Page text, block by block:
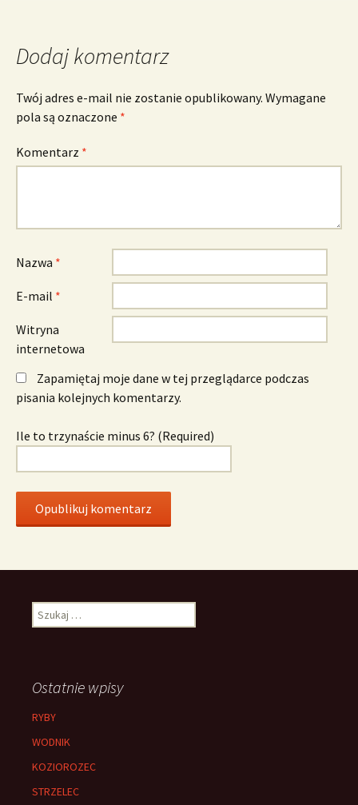
Dodaj komentarz
Twój adres e-mail nie zostanie opublikowany. Wymagane
pola są oznaczone *
Komentarz *
Nazwa *
E-mail *
Witryna
internetowa
Zapamiętaj moje dane w tej przeglądarce podczas
pisania kolejnych komentarzy.
Ile to trzynaście minus 6? (Required)
Szukaj:
Ostatnie wpisy
RYBY
WODNIK
KOZIOROZEC
STRZELEC